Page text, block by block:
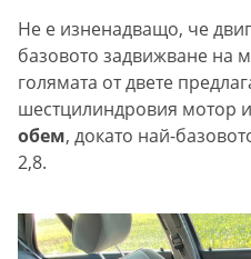
Не е изненадващо, че
базовото задвижване на
голямата от двете
шестцилиндровия мотор
обем, докато най-
2,8.